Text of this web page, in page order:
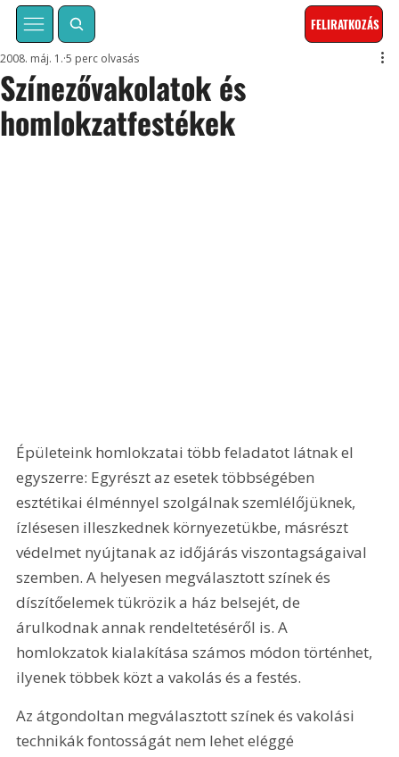
FELIRATKOZÁS
Színezővakolatok és
homlokzatfestékek
2008. máj. 1. 5 perc olvasás
Épületeink homlokzatai több feladatot látnak el
egyszerre: Egyrészt az esetek többségében
esztétikai élménnyel szolgálnak szemlélőjüknek,
ízlésesen illeszkednek környezetükbe, másrészt
védelmet nyújtanak az időjárás viszontagságaival
szemben. A helyesen megválasztott színek és
díszítőelemek tükrözik a ház belsejét, de
árulkodnak annak rendeltetéséről is. A
homlokzatok kialakítása számos módon történhet,
ilyenek többek közt a vakolás és a festés.
Az átgondoltan megválasztott színek és vakolási
technikák fontosságát nem lehet eléggé